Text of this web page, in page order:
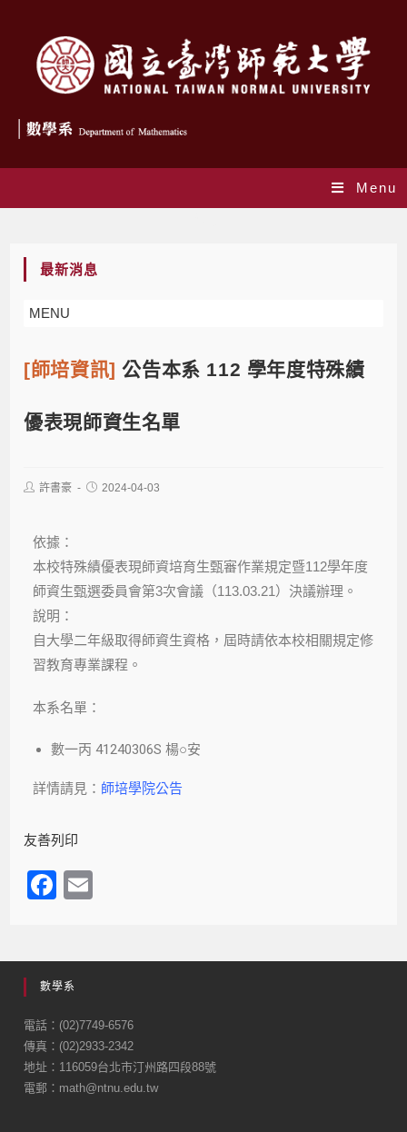
Menu
最新消息
MENU
[師培資訊]公告本系 112 學年度特殊績
優表現師資生名單
許書豪 2024-04-03
依據：
本校特殊績優表現師資培育生甄審作業規定暨112學年度
師資生甄選委員會第3次會議（113.03.21）決議辦理。
說明：
自大學二年級取得師資生資格，屆時請依本校相關規定修
習教育專業課程。
本系名單：
數一丙 41240306S 楊○安
詳情請見： 師培學院公告
友善列印
F
e
b
o
o
k
數學系
電話：(02)7749-6576
傳真：(02)2933-2342
地址：116059台北市汀州路四段88號
電郵：math@ntnu.edu.tw